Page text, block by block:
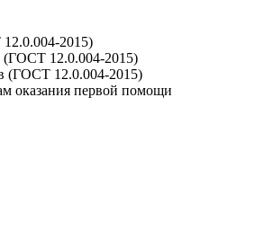
2015)
(ГОСТ 12.0.004-2015)
(ГОСТ 12.0.004-2015)
оказания первой помощи